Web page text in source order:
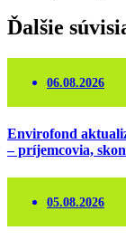
Ďalšie
06.08.2026
Envirofond
– príjemcovia,
05.08.2026